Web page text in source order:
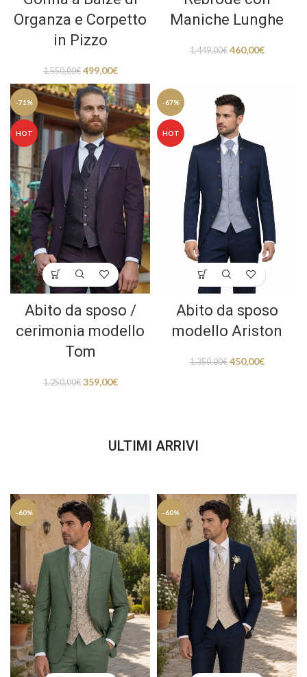
Organza e Corpetto
in Pizzo
1.550,00€ 499,00€
Maniche Lunghe
1.449,00€ 460,00€
-71%
HOT
Abito da sposo /
cerimonia modello
Tom
1.250,00€ 359,00€
-67%
HOT
Abito da sposo
modello Ariston
1.350,00€ 450,00€
ULTIMI ARRIVI
-60% -60%